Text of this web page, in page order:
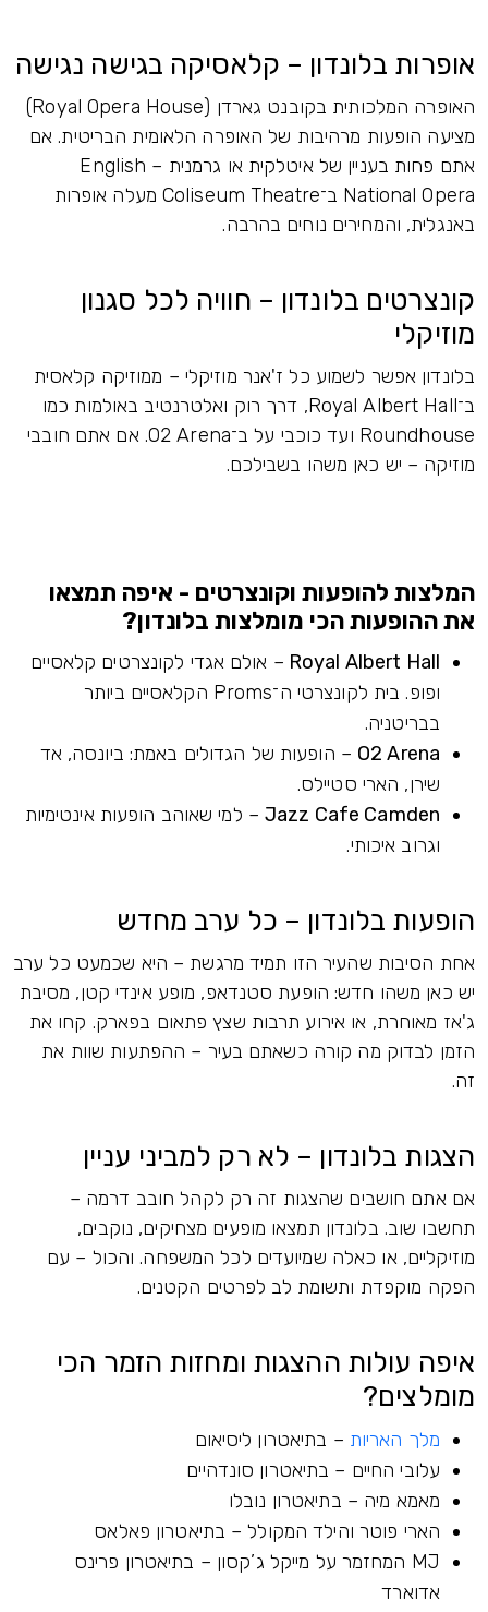
אופרות בלונדון – קלאסיקה בגישה נגישה
האופרה המלכותית בקובנט גארדן (Royal Opera House)
מציעה הופעות מרהיבות של האופרה הלאומית הבריטית. אם
אתם פחות בעניין של איטלקית או גרמנית – English
National Opera ב־Coliseum Theatre מעלה אופרות
באנגלית, והמחירים נוחים בהרבה.
קונצרטים בלונדון – חוויה לכל סגנון
מוזיקלי
בלונדון אפשר לשמוע כל ז'אנר מוזיקלי – ממוזיקה קלאסית
ב־Royal Albert Hall, דרך רוק ואלטרנטיב באולמות כמו
Roundhouse ועד כוכבי על ב־O2 Arena. אם אתם חובבי
מוזיקה – יש כאן משהו בשבילכם.
המלצות להופעות וקונצרטים - איפה תמצאו
את ההופעות הכי מומלצות בלונדון?
Royal Albert Hall – אולם אגדי לקונצרטים קלאסיים
ופופ. בית לקונצרטי ה־Proms הקלאסיים ביותר
בבריטניה.
O2 Arena – הופעות של הגדולים באמת: ביונסה, אד
שירן, הארי סטיילס.
Jazz Cafe Camden– למי שאוהב הופעות אינטימיות
וגרוב איכותי.
הופעות בלונדון – כל ערב מחדש
אחת הסיבות שהעיר הזו תמיד מרגשת – היא שכמעט כל ערב
יש כאן משהו חדש: הופעת סטנדאפ, מופע אינדי קטן, מסיבת
ג'אז מאוחרת, או אירוע תרבות שצץ פתאום בפארק. קחו את
הזמן לבדוק מה קורה כשאתם בעיר – ההפתעות שוות את
זה.
הצגות בלונדון – לא רק למביני עניין
אם אתם חושבים שהצגות זה רק לקהל חובב דרמה –
תחשבו שוב. בלונדון תמצאו מופעים מצחיקים, נוקבים,
מוזיקליים, או כאלה שמיועדים לכל המשפחה. והכול – עם
הפקה מוקפדת ותשומת לב לפרטים הקטנים.
איפה עולות ההצגות ומחזות הזמר הכי
מומלצים?
מלך האריות – בתיאטרון ליסיאום
עלובי החיים – בתיאטרון סונדהיים
מאמא מיה – בתיאטרון נובלו
הארי פוטר והילד המקולל – בתיאטרון פאלאס
MJ המחזמר על מייקל ג’קסון – בתיאטרון פרינס
אדוארד